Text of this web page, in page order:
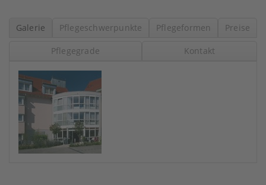
Galerie Pflegeschwerpunkte Pflegeformen Preise
Pflegegrade Kontakt